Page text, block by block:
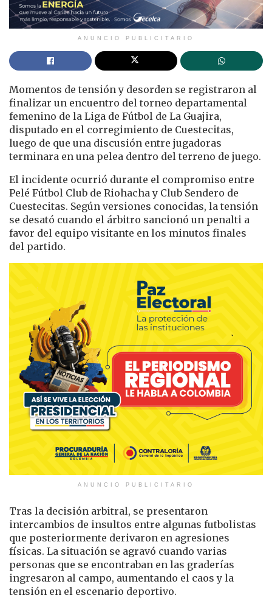
ANUNCIO PUBLICITARIO
Momentos de tensión y desorden se registraron al
finalizar un encuentro del torneo departamental
femenino de la Liga de Fútbol de La Guajira,
disputado en el corregimiento de Cuestecitas,
luego de que una discusión entre jugadoras
terminara en una pelea dentro del terreno de juego.
El incidente ocurrió durante el compromiso entre
Pelé Fútbol Club de Riohachay Club Sendero de
Cuestecitas. Según versiones conocidas, la tensión
se desató cuando el árbitro sancionó un penalti a
favor del equipo visitante en los minutos finales
del partido.
ANUNCIO PUBLICITARIO
Tras la decisión arbitral, se presentaron
intercambios de insultos entre algunas futbolistas
que posteriormente derivaron en agresiones
físicas. La situación se agravó cuando varias
personas que se encontraban en las graderías
ingresaron al campo, aumentando el caos y la
tensión en el escenario deportivo.